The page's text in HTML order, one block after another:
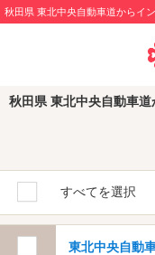
秋田県 東北中央自動車道からイ
秋田県 東北中央自動車
すべてを選択
東北中央自動